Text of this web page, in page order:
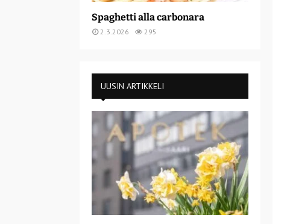
Spaghetti alla carbonara
2.3.2026 295
UUSIN ARTIKKELI